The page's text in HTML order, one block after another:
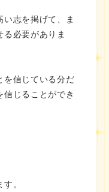
志を掲げて、ま
必要がありま
を信じている分だ
じることができ
。